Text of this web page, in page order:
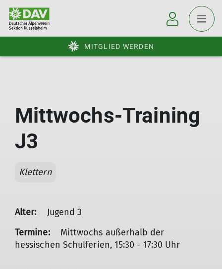
MITGLIED WERDEN
Mittwochs-Training
J3
Klettern
Alter:
Jugend 3
Termine:
Mittwochs außerhalb der
hessischen Schulferien, 15:30 - 17:30 Uhr